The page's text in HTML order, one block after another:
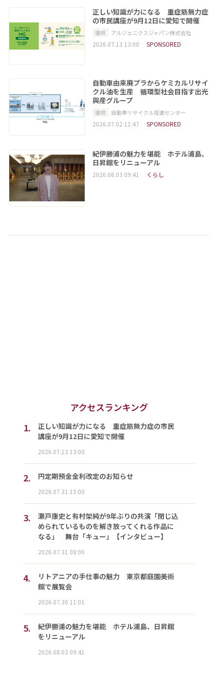
正しい知識が力になる 重症筋無力症
の市民講座が9月12日に愛知で開催
提供 アルジェニクスジャパン株式会社
2026.07.13 13:00 SPONSORED
自動車由来廃プラからケミカルリサイ
クル油を生産 循環型社会目指す出光
興産グループ
提供 自動車リサイクル促進センター
2026.07.02 11:47 SPONSORED
紀伊勝浦の魅力を堪能 ホテル浦島、
日昇館をリニューアル
2026.08.03 09:41 くらし
アクセスランキング
1.
正しい知識が力になる 重症筋無力症の市民
講座が9月12日に愛知で開催
2026.07.13 13:00
2. 円定期預金金利改定のお知らせ
2026.07.31 15:00
3.
瀬戸康史と有村架純が9年ぶりの共演「閉じ込
められているものを解き放ってくれる作品に
なる」 舞台「キュー」【インタビュー】
2026.07.31 08:00
4.
リトアニアの手仕事の魅力 東京都庭園美術
館で展覧会
2026.07.30 11:01
5.
紀伊勝浦の魅力を堪能 ホテル浦島、日昇館
をリニューアル
2026.08.03 09:41